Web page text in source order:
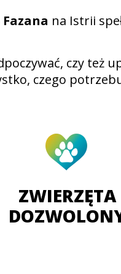
Fazana na Istrii
czy też
czego
ZWIERZĘTA